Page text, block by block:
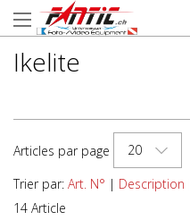
Ikelite
Articles par page
20
Trier par: Art. N° | Description
14 Article